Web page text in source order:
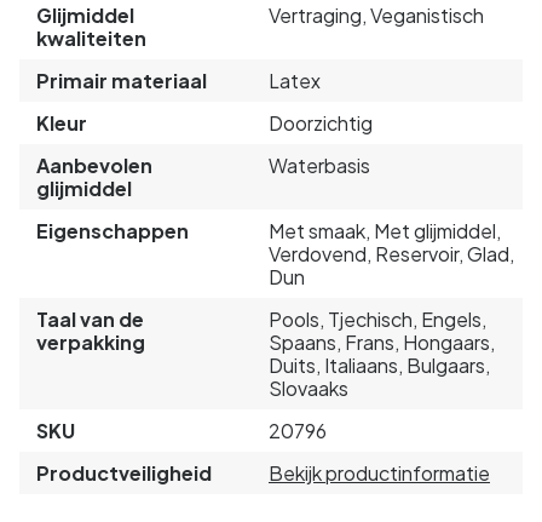
Glijmiddel
kwaliteiten
Vertraging, Veganistisch
Primair materiaal
Latex
Kleur
Doorzichtig
Aanbevolen
glijmiddel
Waterbasis
Eigenschappen
Met smaak, Met glijmiddel,
Verdovend, Reservoir, Glad,
Dun
Taal van de
verpakking
Pools, Tjechisch, Engels,
Spaans, Frans, Hongaars,
Duits, Italiaans, Bulgaars,
Slovaaks
SKU
20796
Productveiligheid
Bekijk productinformatie